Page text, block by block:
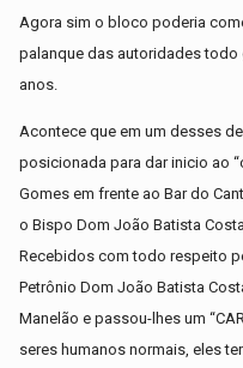
Agora sim o bloco poderia
palanque das autoridades
anos.
Acontece que em um desses
posicionada para dar inicio ao
Gomes em frente ao Bar do
o Bispo Dom João Batista
Recebidos com todo respeito
Petrônio Dom João Batista
Manelão e passou-lhes um
seres humanos normais, eles